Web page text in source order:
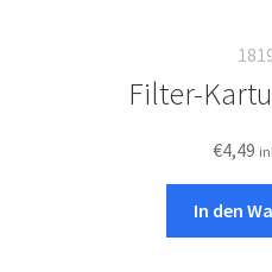
Filter-
€4,49
In den